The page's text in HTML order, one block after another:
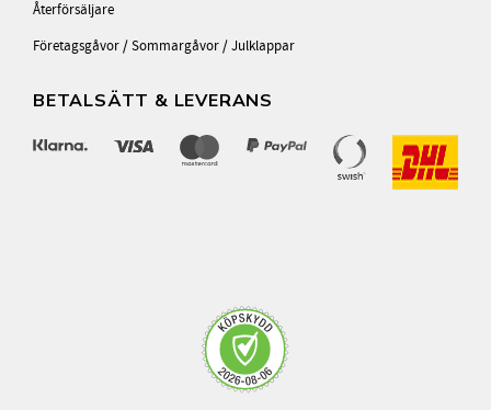
Återförsäljare
Företagsgåvor / Sommargåvor / Julklappar
BETALSÄTT & LEVERANS